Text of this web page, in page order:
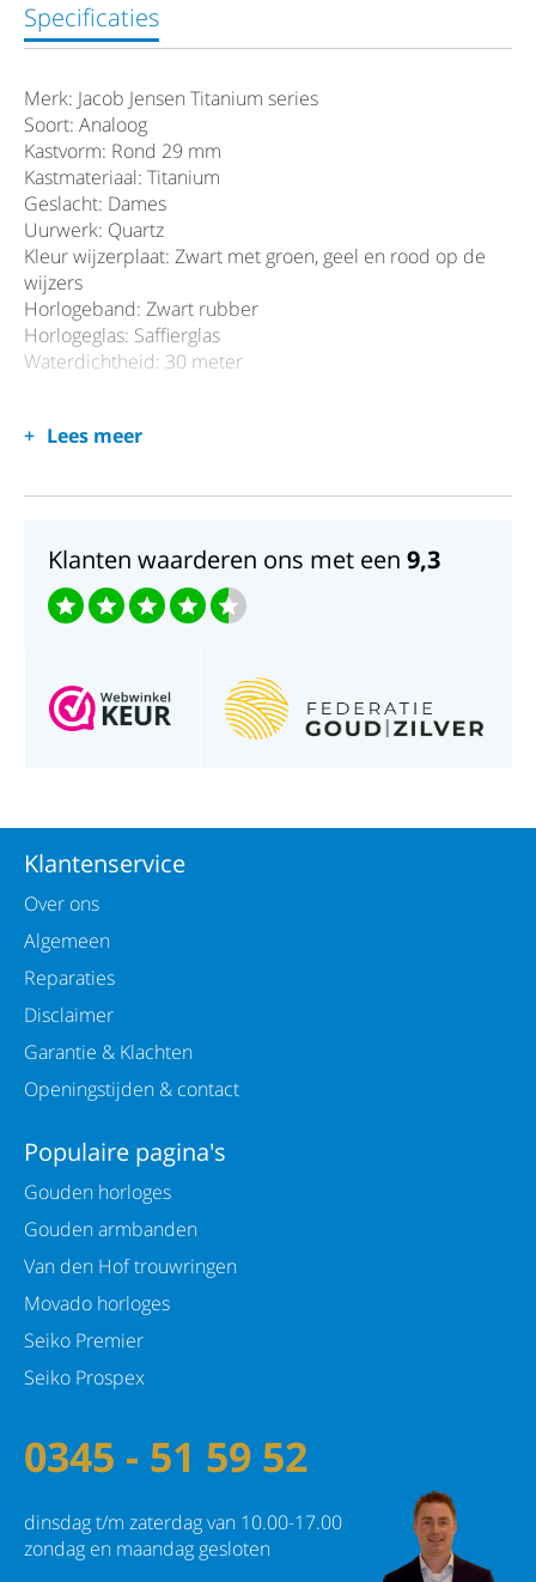
Specificaties
Merk: Jacob Jensen Titanium series
Soort: Analoog
Kastvorm: Rond 29 mm
Kastmateriaal: Titanium
Geslacht: Dames
Uurwerk: Quartz
Kleur wijzerplaat: Zwart met groen, geel en rood op de
wijzers
Horlogeband: Zwart rubber
Horlogeglas: Saffierglas
Waterdichtheid: 30 meter
Lees meer
Klanten waarderen ons met een 9,3
Klantenservice
Over ons
Algemeen
Reparaties
Disclaimer
Garantie & Klachten
Openingstijden & contact
Populaire pagina's
Gouden horloges
Gouden armbanden
Van den Hof trouwringen
Movado horloges
Seiko Premier
Seiko Prospex
0345 - 51 59 52
dinsdag t/m zaterdag van 10.00-17.00
zondag en maandag gesloten